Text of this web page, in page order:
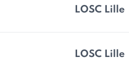
LOSC Lille
LOSC Lille